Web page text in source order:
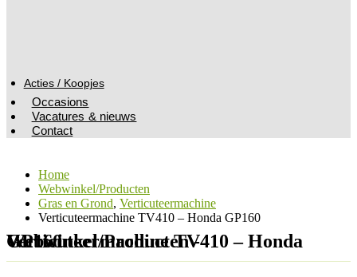
Acties / Koopjes
Occasions
Vacatures & nieuws
Contact
Home
Webwinkel/Producten
Gras en Grond, Verticuteermachine
Verticuteermachine TV410 – Honda GP160
Webwinkel/Producten - Verticuteermachine TV410 – Honda GP160